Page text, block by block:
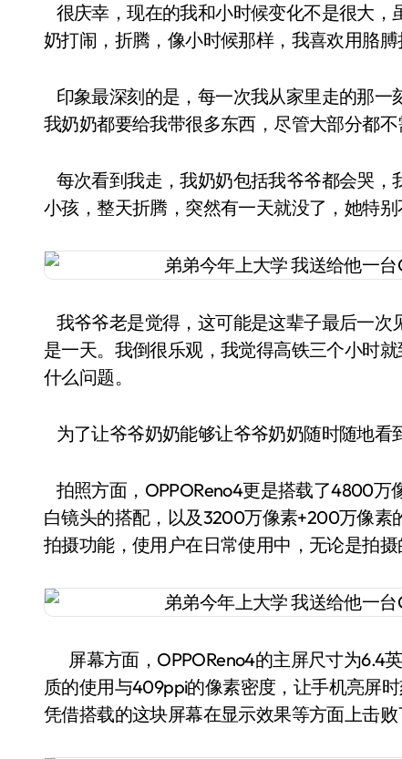
很庆幸，现在的我和小时候变化不是很大
奶打闹，折腾，像小时候那样，我喜欢用胳膊
印象最深刻的是，每一次我从家里走的那一
我奶奶都要给我带很多东西，尽管大部分都不
每次看到我走，我奶奶包括我爷爷都会哭
小孩，整天折腾，突然有一天就没了，她特
我爷爷老是觉得，这可能是这辈子最后一
是一天。我倒很乐观，我觉得高铁三个小时
什么问题。
为了让爷爷奶奶能够让爷爷奶奶随时随地看
拍照方面，OPPOReno4更是搭载了4800
白镜头的搭配，以及3200万像素+200万像
拍摄功能，使用户在日常使用中，无论是拍
屏幕方面，OPPOReno4的主屏尺寸为6.4
质的使用与409ppi的像素密度，让手机亮屏
凭借搭载的这块屏幕在显示效果等方面上击败